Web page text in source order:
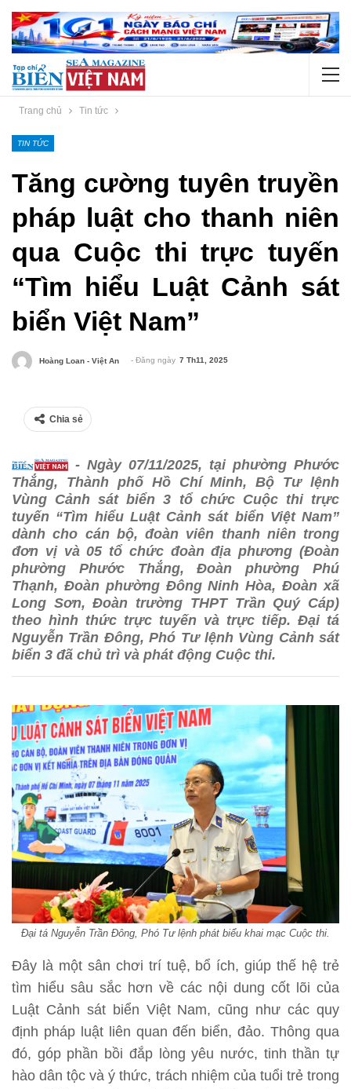
Trang chủ Tin tức
TIN TỨC
Tăng cường tuyên truyền
pháp luật cho thanh niên
qua Cuộc thi trực tuyến
“Tìm hiểu Luật Cảnh sát
biển Việt Nam”
Hoàng Loan - Việt An - Đăng ngày 7 Th11, 2025
Chia sẻ
- Ngày 07/11/2025, tại phường Phước
Thắng, Thành phố Hồ Chí Minh, Bộ Tư lệnh
Vùng Cảnh sát biển 3 tổ chức Cuộc thi trực
tuyến “Tìm hiểu Luật Cảnh sát biển Việt Nam”
dành cho cán bộ, đoàn viên thanh niên trong
đơn vị và 05 tổ chức đoàn địa phương (Đoàn
phường Phước Thắng, Đoàn phường Phú
Thạnh, Đoàn phường Đông Ninh Hòa, Đoàn xã
Long Sơn, Đoàn trường THPT Trần Quý Cáp)
theo hình thức trực tuyến và trực tiếp. Đại tá
Nguyễn Trần Đông, Phó Tư lệnh Vùng Cảnh sát
biển 3 đã chủ trì và phát động Cuộc thi.
Đại tá Nguyễn Trần Đông, Phó Tư lệnh phát biểu khai mạc Cuộc thi.
Đây là một sân chơi trí tuệ, bổ ích, giúp thế hệ trẻ
tìm hiểu sâu sắc hơn về các nội dung cốt lõi của
Luật Cảnh sát biển Việt Nam, cũng như các quy
định pháp luật liên quan đến biển, đảo. Thông qua
đó, góp phần bồi đắp lòng yêu nước, tinh thần tự
hào dân tộc và ý thức, trách nhiệm của tuổi trẻ trong